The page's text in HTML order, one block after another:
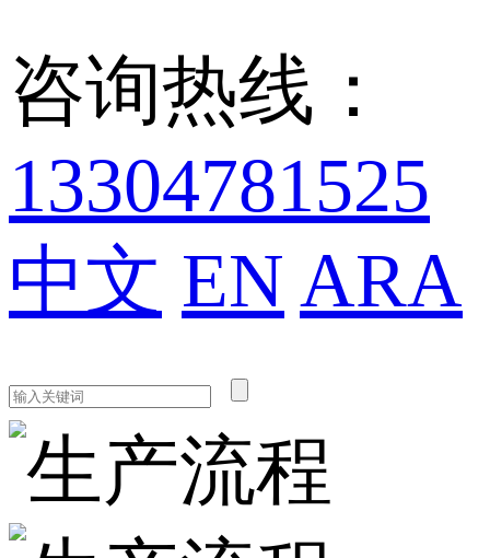
咨询热线：
13304781525
中文 EN ARA